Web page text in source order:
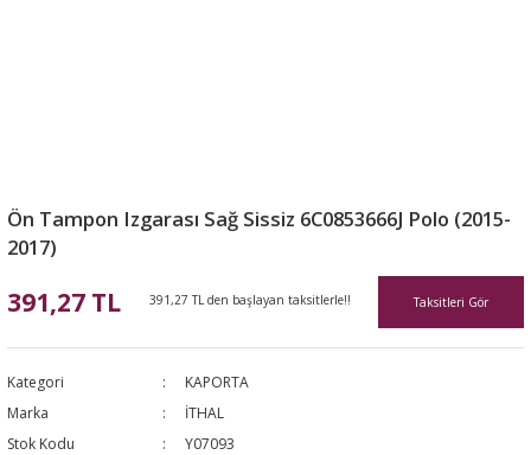
Ön Tampon Izgarası Sağ Sissiz 6C0853666J Polo (2015-
2017)
391,27 TL 391,27 TL den başlayan taksitlerle!! Taksitleri Gör
Kategori
KAPORTA
Marka
İTHAL
Stok Kodu
Y07093